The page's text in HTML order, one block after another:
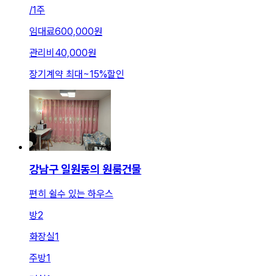
/1주
임대료600,000원
관리비 40,000원
장기계약 최대 ~15%할인
강남구 일원동의 원룸건물
편히 쉴수 있는 하우스
방2
화장실1
주방1